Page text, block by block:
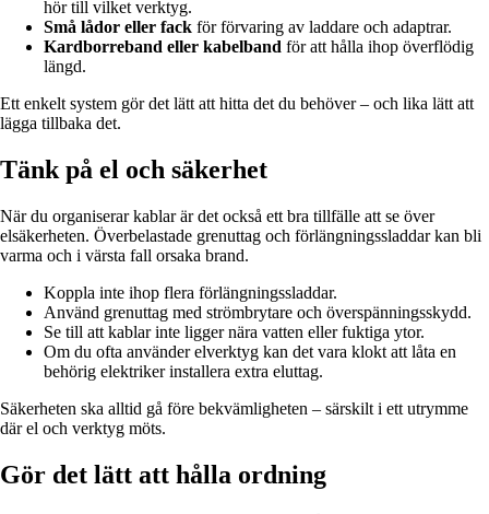
hör till vilket verktyg.
Små lådor eller fack för förvaring av laddare och adaptrar.
Kardborreband eller kabelband för att hålla ihop överflödig
längd.
Ett enkelt system gör det lätt att hitta det du behöver – och lika lätt att
lägga tillbaka det.
Tänk på el och säkerhet
När du organiserar kablar är det också ett bra tillfälle att se över
elsäkerheten. Överbelastade grenuttag och förlängningssladdar kan bli
varma och i värsta fall orsaka brand.
Koppla inte ihop flera förlängningssladdar.
Använd grenuttag med strömbrytare och överspänningsskydd.
Se till att kablar inte ligger nära vatten eller fuktiga ytor.
Om du ofta använder elverktyg kan det vara klokt att låta en
behörig elektriker installera extra eluttag.
Säkerheten ska alltid gå före bekvämligheten – särskilt i ett utrymme
där el och verktyg möts.
Gör det lätt att hålla ordning